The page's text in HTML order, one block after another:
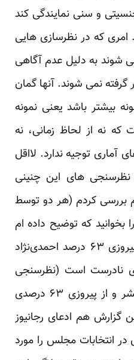
و سنی نمایندگی کند
نمونه است. امری که در نظرسازی هایی
شوند به دلیل عدم آگاهی
گرفته نمی شوند. آنها گمان
بیشتر باشد یعنی نمونه
نه از لحاظ زمانی، نه
آماری توجیه ندارد. لااقل
نظرسنجی های این چنینی
بررسی کردم (هر دو توسط
را بخوانید که توضیح داده ام
چرا ادعای رجانیوز در مورد پیروزی ۶۳ درصد احمدی‌نژاد
نادرست است (نظرسنجی
رجانیوز ۱ اردیبهشت ۸۸ منتشر و از پیروزی ۶۳ درصدی
گزارش هم ادعای رجانیوز
در انتخابات مجلس را مورد